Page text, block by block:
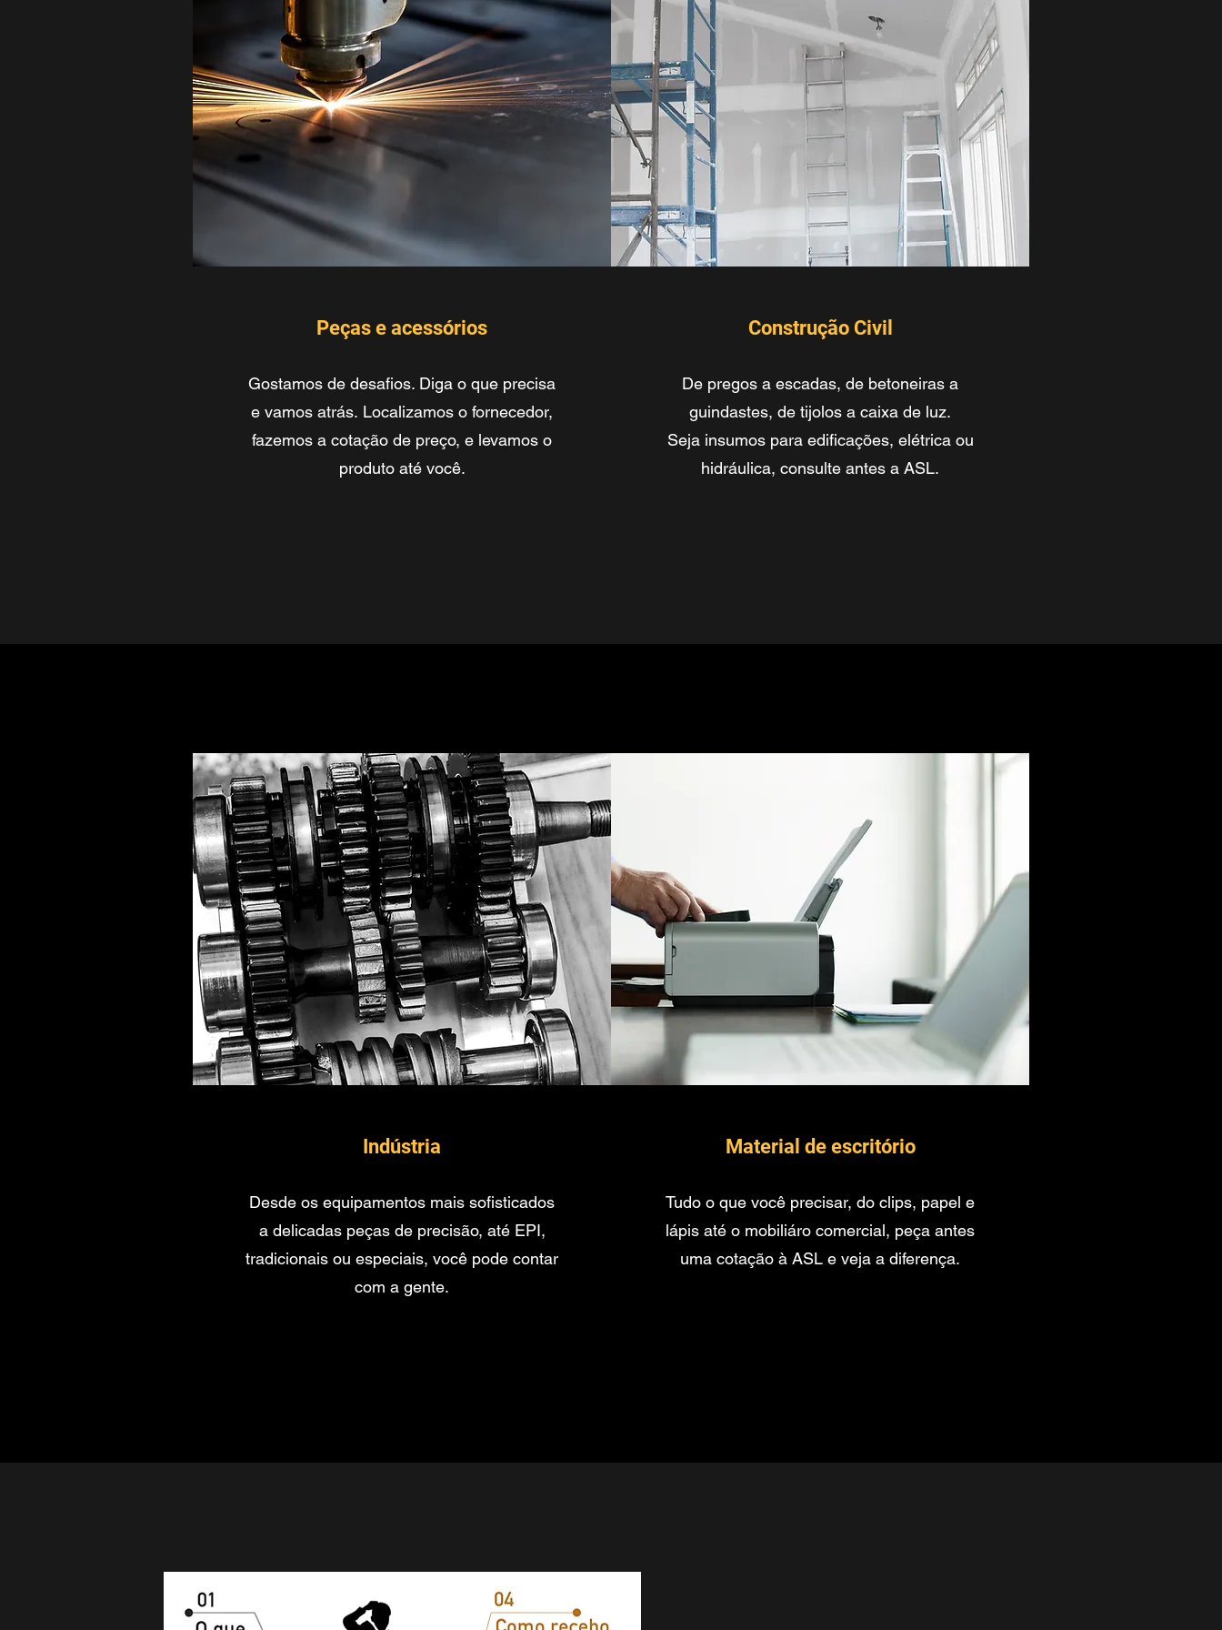
Peças e acessórios
Gostamos de desafios. Diga o que precisa
e vamos atrás. Localizamos o fornecedor,
fazemos a cotação de preço, e levamos o
produto até você.
Construção Civil
De pregos a escadas, de betoneiras a
guindastes, de tijolos a caixa de luz.
Seja insumos para edificações, elétrica ou
hidráulica, consulte antes a ASL.
Indústria
Desde os equipamentos mais sofisticados
a delicadas peças de precisão, até EPI,
tradicionais ou especiais, você pode contar
com a gente.
Material de escritório
Tudo o que você precisar, do clips, papel e
lápis até o mobiliáro comercial, peça antes
uma cotação à ASL e veja a diferença.